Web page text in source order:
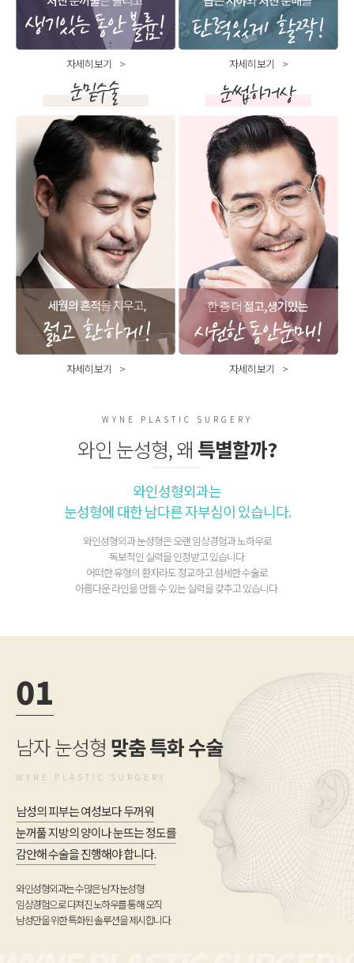
자세히 보기 자세히 보기
자세히 보기 자세히 보기
WYNE PLASTIC SURGERY
와인 눈성형, 왜 특별할까?
와인성형외과는
눈성형에 대한 남다른 자부심이 있습니다.
와인성형외과 눈성형은 오랜 임상경험과 노하우로
독보적인 실력을 인정받고 있습니다.
어떠한 유형의 환자라도 정교하고 섬세한 수술로
아름다운 라인을 만들 수 있는 실력을 갖추고 있습니다.
01
남자 눈성형 맞춤 특화 수술
WYNE PLASTIC SURGERY
남성의 피부는 여성보다 두꺼워
눈꺼풀 지방의 양이나 눈뜨는 정도를
감안해 수술을 진행해야 합니다.
와인성형외과는 수많은 남자 눈성형
임상경험으로 다져진 노하우를 통해 오직
남성만을 위한 특화된 솔루션을 제시합니다.